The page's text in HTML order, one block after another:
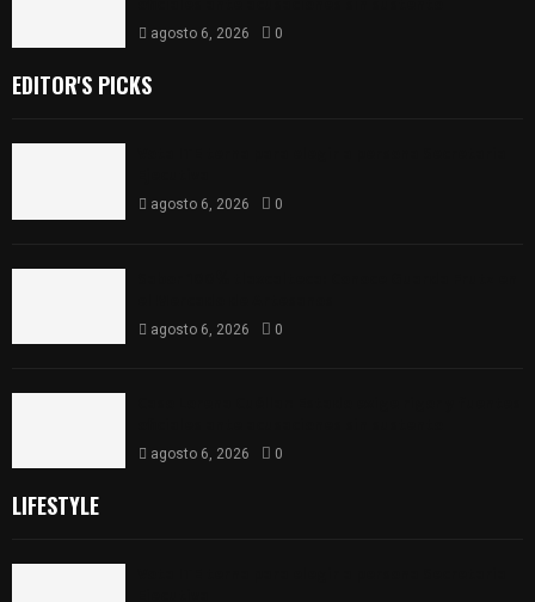
agosto 6, 2026 0
EDITOR'S PICKS
agosto 6, 2026 0
agosto 6, 2026 0
agosto 6, 2026 0
LIFESTYLE